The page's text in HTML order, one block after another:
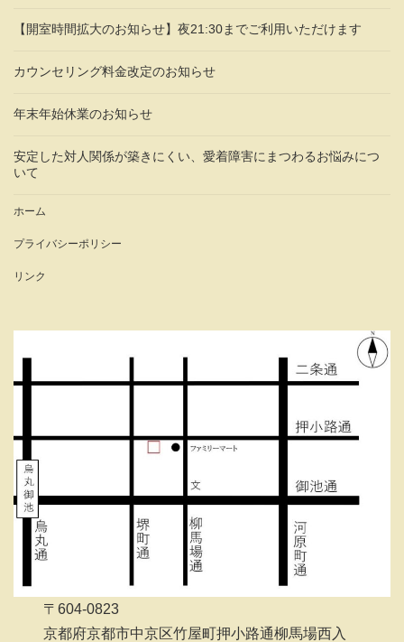
【開室時間拡大のお知らせ】夜21:30までご利用いただけます
カウンセリング料金改定のお知らせ
年末年始休業のお知らせ
安定した対人関係が築きにくい、愛着障害にまつわるお悩みにつ
いて
ホーム
プライバシーポリシー
リンク
〒604-0823
京都府京都市中京区竹屋町押小路通柳馬場西入